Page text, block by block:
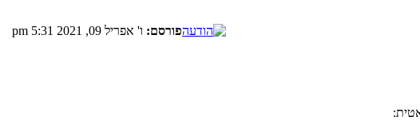
פורסם: ו' אפריל 09, 2021 5:31 pm